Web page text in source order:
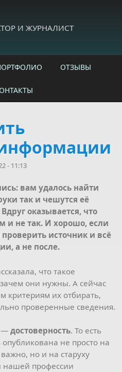
И ЖУРНАЛИСТ
ОТЗЫВЫ
- 11:13
вам удалось найти
так и чешутся её
оказывается, что
и не так. И хорошо, если
источник и всё
а не после.
что такое
они нужны. А сейчас
критериям их отбирать,
проверенные сведения.
— достоверность. То есть
не просто на
но и на старуху
нашей профессии